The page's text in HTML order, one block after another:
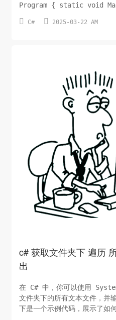
Program { static void Main() { string
string encodedString =
 C#  2025-03-22 AM
c# 获取文件夹下 遍历
出
在 C# 中，你可以使用
文件夹下的所有文本文件，并
下是一个示例代码，展示了如